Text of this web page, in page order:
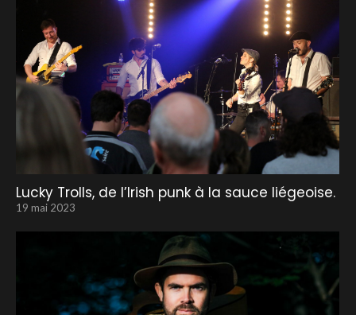
Lucky Trolls, de l’Irish punk à la sauce liégeoise.
19 mai 2023